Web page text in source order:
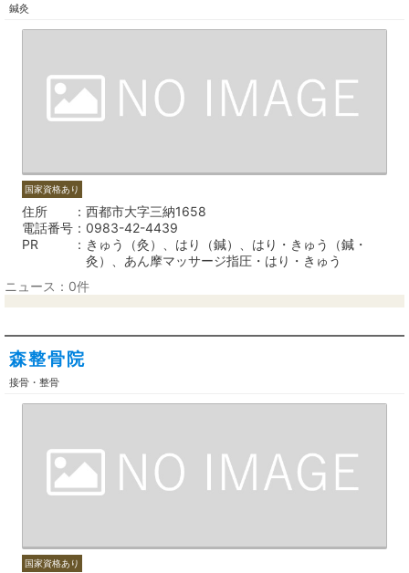
鍼灸
国家資格あり
住所
西都市大字三納1658
電話番号
0983-42-4439
PR
きゅう（灸）、はり（鍼）、はり・きゅう（鍼・
灸）、あん摩マッサージ指圧・はり・きゅう
ニュース：0件
森整骨院
接骨・整骨
国家資格あり